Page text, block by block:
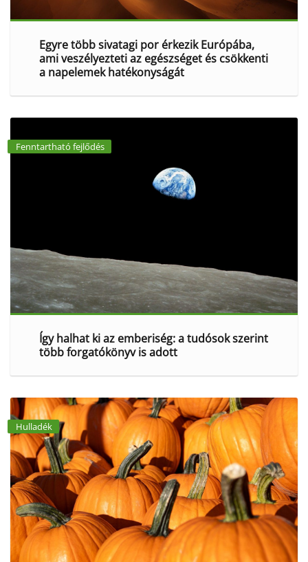
Egyre több sivatagi por érkezik Európába,
ami veszélyezteti az egészséget és csökkenti
a napelemek hatékonyságát
Fenntartható fejlődés
Így halhat ki az emberiség: a tudósok szerint
több forgatókönyv is adott
Hulladék